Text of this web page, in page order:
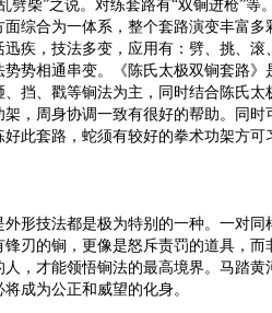
劈柴”之说。对练套路有“双锏进枪”等
综合为一体系，整个套路演变丰富多
疾，技法多变，应用有：劈、挑、滚
势相通串变。《陈氏太极双锏套路》
挡、戳等锏法为主，同时结合陈氏太
，周身协调一致有很好的帮助。同
此套路，蛇须有较好的拳术功架方可
形技法都是极为特别的一种。一对
刃的锏，更像是怒斥责罚的道具，而
，才能领悟锏法的最高境界。马踏
将成为公正和威望的化身。